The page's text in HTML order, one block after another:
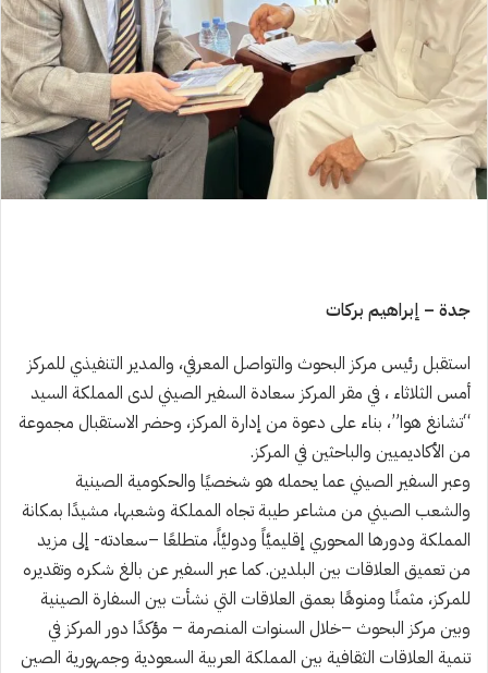
جدة – إبراهيم بركات
استقبل رئيس مركز البحوث والتواصل المعرفي، والمدير التنفيذي للمركز
أمس الثلاثاء ، في مقر المركز سعادة السفير الصيني لدى المملكة السيد
“تشانغ هوا”، بناء على دعوة من إدارة المركز، وحضر الاستقبال مجموعة
من الأكاديميين والباحثين في المركز.
وعبر السفير الصيني عما يحمله هو شخصيًا والحكومية الصينية
والشعب الصيني من مشاعر طيبة تجاه المملكة وشعبها، مشيدًا بمكانة
المملكة ودورها المحوري إقليميَّاً ودوليَّاً، متطلعًا –سعادته- إلى مزيد
من تعميق العلاقات بين البلدين. كما عبر السفير عن بالغ شكره وتقديره
للمركز، مثمنًا ومنوهًا بعمق العلاقات التي نشأت بين السفارة الصينية
وبين مركز البحوث –خلال السنوات المنصرمة – مؤكدًا دور المركز في
تنمية العلاقات الثقافية بين المملكة العربية السعودية وجمهورية الصين